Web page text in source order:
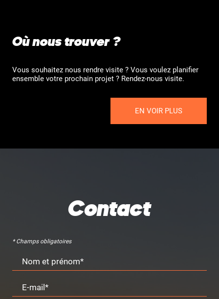
Où nous trouver ?
Vous souhaitez nous rendre visite ? Vous voulez planifier
ensemble votre prochain projet ? Rendez-nous visite.
EN VOIR PLUS
Contact
* Champs obligatoires
Nom et prénom*
E-mail*